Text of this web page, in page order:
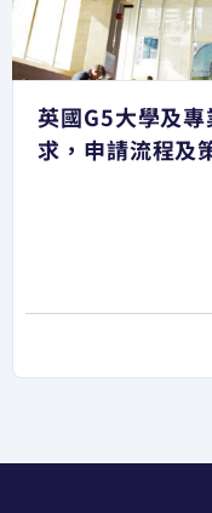
英國G5大學及
求，申請流程及